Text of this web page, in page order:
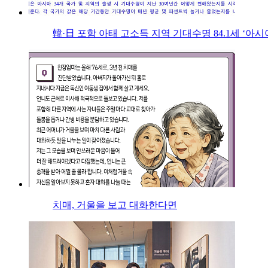
韓·日 포함 아태 고소득 지역 기대수명 84.1세 ‘아시
치매, 거울을 보고 대화한다면